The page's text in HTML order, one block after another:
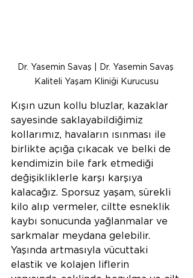
Dr. Yasemin Savaş | Dr. Yasemin Savaş
Kaliteli Yaşam Kliniği Kurucusu
Kışın uzun kollu bluzlar, kazaklar
sayesinde saklayabildiğimiz
kollarımız, havaların ısınması ile
birlikte açığa çıkacak ve belki de
kendimizin bile fark etmediği
değişikliklerle karşı karşıya
kalacağız. Sporsuz yaşam, sürekli
kilo alıp vermeler, ciltte esneklik
kaybı sonucunda yağlanmalar ve
sarkmalar meydana gelebilir.
Yaşında artmasıyla vücuttaki
elastik ve kolajen liflerin